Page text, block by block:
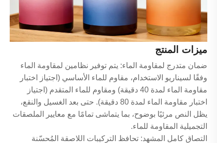
ميزات المنتج
ضمان متدرج لمقاومة الماء: يتم توفير نظامين لمقاومة الماء
وفقًا لسيناريو الاستخدام، مقاوم للماء الأساسي (اجتياز اختبار
مقاومة الماء لمدة 40 دقيقة) ومقاوم للماء المتقدم (اجتياز
اختبار مقاومة الماء لمدة 80 دقيقة). حتى بعد الغسيل والنقع،
يظل النص مرئيًا بوضوح، بما يتماشى تمامًا مع معايير الملصقات
التجميلية المقاومة للماء.
التصاق كامل المشهد: تحافظ التركيبات اللاصقة المُحسّنة